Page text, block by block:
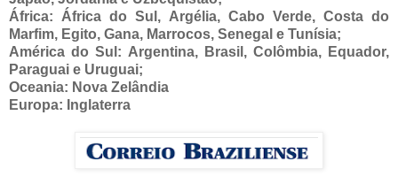
África: África do Sul, Argélia, Cabo Verde, Costa do
Marfim, Egito, Gana, Marrocos, Senegal e Tunísia;
América do Sul: Argentina, Brasil, Colômbia, Equador,
Paraguai e Uruguai;
Oceania: Nova Zelândia
Europa: Inglaterra